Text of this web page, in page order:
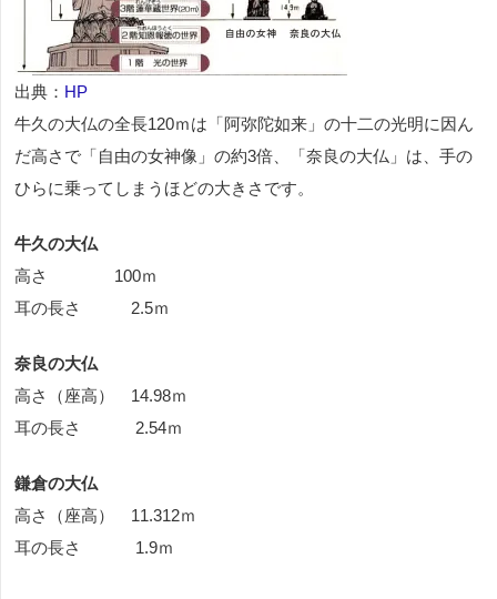
出典： HP
牛久の大仏の全長120ｍは「阿弥陀如来」の十二の光明に因ん
だ高さで「自由の女神像」の約3倍、「奈良の大仏」は、手の
ひらに乗ってしまうほどの大きさです。
牛久の大仏
高さ 100ｍ
耳の長さ 2.5ｍ
奈良の大仏
高さ（座高） 14.98ｍ
耳の長さ 2.54ｍ
鎌倉の大仏
高さ（座高） 11.312ｍ
耳の長さ 1.9ｍ